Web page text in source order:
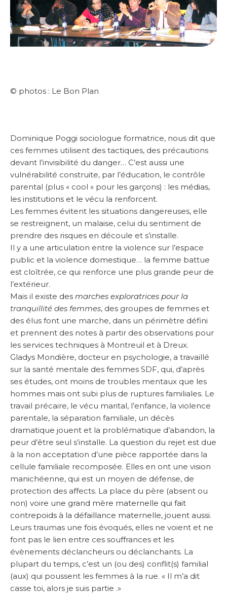
© photos : Le Bon Plan
Dominique Poggi sociologue formatrice, nous dit que
ces femmes utilisent des tactiques, des précautions
devant l’invisibilité du danger… C’est aussi une
vulnérabilité construite, par l’éducation, le contrôle
parental (plus « cool » pour les garçons) : les médias,
les institutions et le vécu la renforcent.
Les femmes évitent les situations dangereuses, elle
se restreignent, un malaise, celui du sentiment de
prendre des risques en découle et s’installe.
Il y a une articulation entre la violence sur l’espace
public et la violence domestique… la femme battue
est cloîtrée, ce qui renforce une plus grande peur de
l’extérieur.
Mais il existe des marches exploratrices pour la
tranquillité des femmes, des groupes de femmes et
des élus font une marche, dans un périmètre défini
et prennent des notes à partir des observations pour
les services techniques à Montreuil et à Dreux.
Gladys Mondière, docteur en psychologie, a travaillé
sur la santé mentale des femmes SDF, qui, d’après
ses études, ont moins de troubles mentaux que les
hommes mais ont subi plus de ruptures familiales. Le
travail précaire, le vécu marital, l’enfance, la violence
parentale, la séparation familiale, un décès
dramatique jouent et la problématique d’abandon, la
peur d’être seul s’installe. La question du rejet est due
à la non acceptation d’une pièce rapportée dans la
cellule familiale recomposée. Elles en ont une vision
manichéenne, qui est un moyen de défense, de
protection des affects. La place du père (absent ou
non) voire une grand mère maternelle qui fait
contrepoids à la défaillance maternelle, jouent aussi.
Leurs traumas une fois évoqués, elles ne voient et ne
font pas le lien entre ces souffrances et les
évènements déclancheurs ou déclanchants. La
plupart du temps, c’est un (ou des) conflit(s) familial
(aux) qui poussent les femmes à la rue. « Il m’a dit
casse toi, alors je suis partie .»